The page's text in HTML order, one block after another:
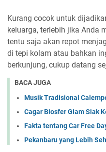
Kurang cocok untuk
keluarga, terlebih jika Anda
tentu saja akan repot
di tepi kolam atau bahkan
berkunjung, cukup datang
BACA JUGA
Musik Tradisional
Cagar Biosfer Giam Siak
Fakta tentang Car Free
Pekanbaru yang Lebih